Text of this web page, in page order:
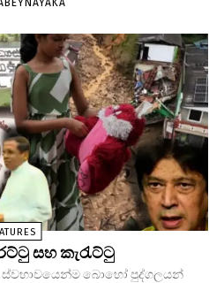
සහ කැරැට්ටු
ස්වභාවයෙන්ම බොහෝ පුද්ගලයන්